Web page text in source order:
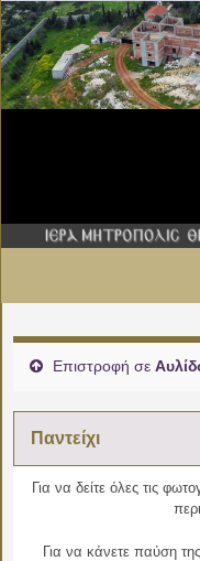
Επιστροφή σε
Παντείχι
Για να δείτε όλες τις
Για να κάνετε παύση